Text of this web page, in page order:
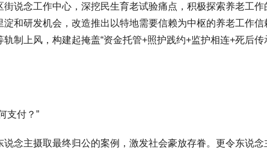
说念工作中心，深挖民生育老试验痛点，积极探索养老工
和研发机会，改造推出以特地需要信赖为中枢的养老工作
制上风，构建起掩盖“资金托管+照护践约+监护相连+死后
支付？”
念主摄取最终归公的案例，激发社会豪放存眷。更令东说